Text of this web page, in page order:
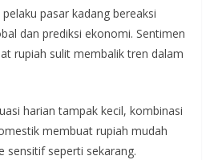
pasar kadang bereaksi
dan prediksi ekonomi. Sentimen
rupiah sulit membalik tren dalam
harian tampak kecil, kombinasi
membuat rupiah mudah
sensitif seperti sekarang.